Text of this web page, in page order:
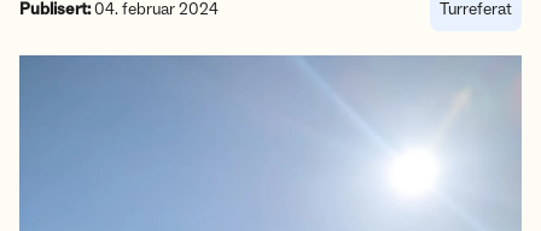
Publisert:04. februar 2024 Turreferat